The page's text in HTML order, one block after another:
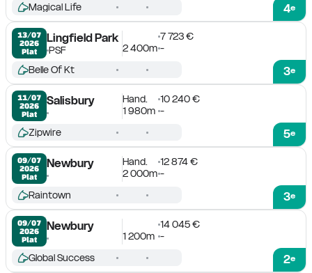
4e
Magical Life
13/07
2026
Plat
Lingfield Park
PSF
7 723 €
2 400m -
3e
Belle Of Kt
11/07
2026
Plat
Salisbury Hand.
10 240 €
1 980m -
5e
Zipwire
09/07
2026
Plat
Newbury Hand.
12 874 €
2 000m -
3e
Raintown
09/07
2026
Plat
Newbury
14 045 €
1 200m -
2e
Global Success